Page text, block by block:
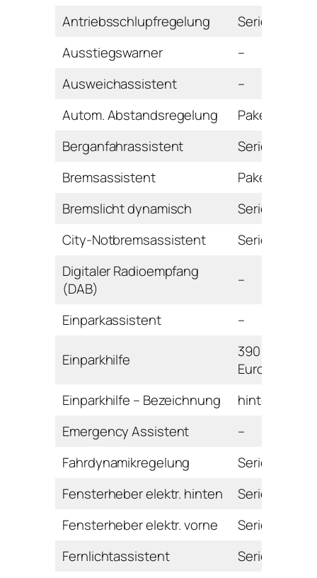
Antriebsschlupfregelung
Serie
Ausstiegswarner
–
Ausweichassistent
–
Autom. Abstandsregelung
Paket
Berganfahrassistent
Serie
Bremsassistent
Paket
Bremslicht dynamisch
Serie
City-Notbremsassistent
Serie
Digitaler Radioempfang
(DAB)
–
Einparkassistent –
Einparkhilfe
390
Euro
Einparkhilfe – Bezeichnung
hinten
Emergency Assistent
–
Fahrdynamikregelung
Serie
Fensterheber elektr. hinten
Serie
Fensterheber elektr. vorne
Serie
Fernlichtassistent
Serie